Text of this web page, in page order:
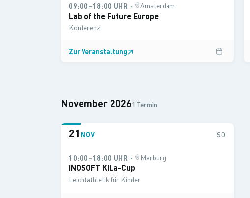
09:00–18:00 UHR · Amsterdam
Lab of the Future Europe
Konferenz
Zur Veranstaltung↗
November 20261 Termin
21 NOV SO
10:00–18:00 UHR · Marburg
INOSOFT KiLa-Cup
Leichtathletik für Kinder